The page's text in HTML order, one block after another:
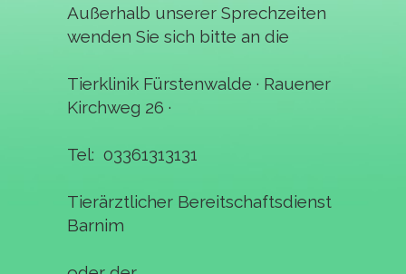
Außerhalb unserer Sprechzeiten
wenden Sie sich bitte an die
Tierklinik Fürstenwalde · Rauener
Kirchweg 26 ·
Tel: 03361313131
Tierärztlicher Bereitschaftsdienst
Barnim